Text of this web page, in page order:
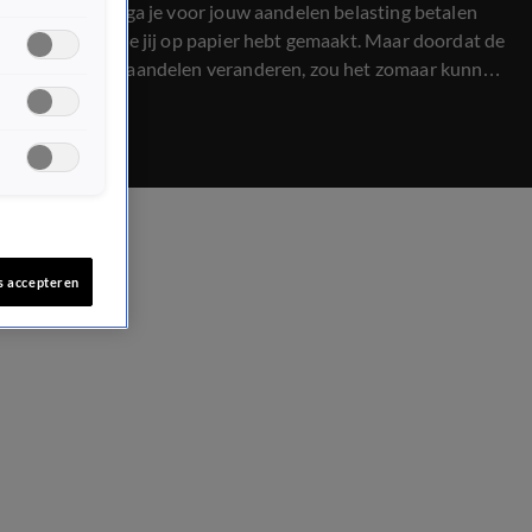
regelgeving, ga je voor jouw aandelen belasting betalen
over winst die jij op papier hebt gemaakt. Maar doordat de
koersen van aandelen veranderen, zou het zomaar kunnen
dat je deze winst in de praktijk helemaal niet hebt
de nieuwe regelgeving uit.
accepteren